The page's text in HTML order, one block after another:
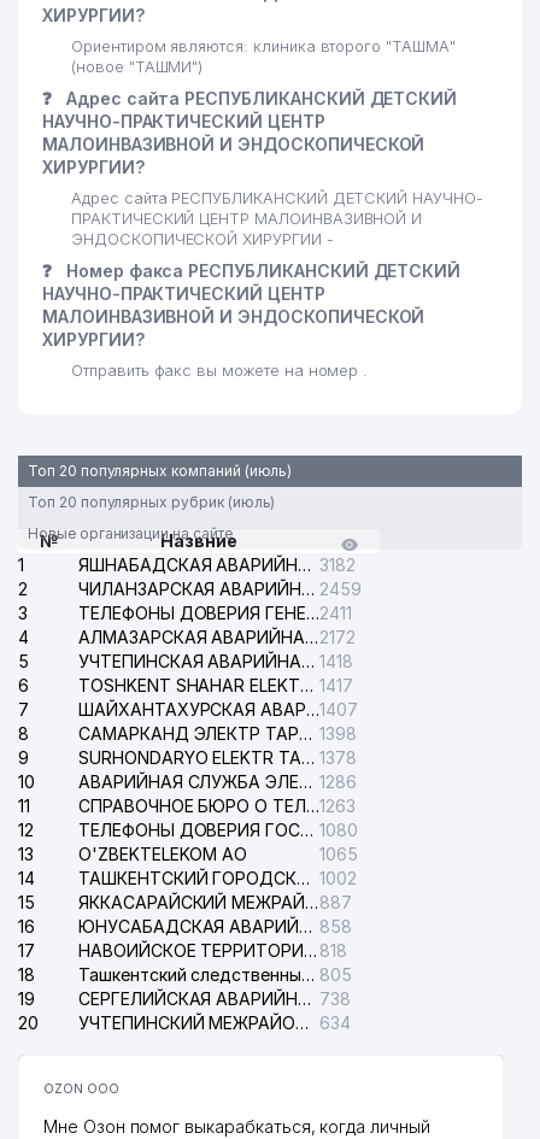
ХИРУРГИИ?
Ориентиром являются: клиника второго "ТАШМА"
(новое "ТАШМИ")
❓
Адрес сайта РЕСПУБЛИКАНСКИЙ ДЕТСКИЙ
НАУЧНО-ПРАКТИЧЕСКИЙ ЦЕНТР
МАЛОИНВАЗИВНОЙ И ЭНДОСКОПИЧЕСКОЙ
ХИРУРГИИ?
Адрес сайта РЕСПУБЛИКАНСКИЙ ДЕТСКИЙ НАУЧНО-
ПРАКТИЧЕСКИЙ ЦЕНТР МАЛОИНВАЗИВНОЙ И
ЭНДОСКОПИЧЕСКОЙ ХИРУРГИИ -
❓
Номер факса РЕСПУБЛИКАНСКИЙ ДЕТСКИЙ
НАУЧНО-ПРАКТИЧЕСКИЙ ЦЕНТР
МАЛОИНВАЗИВНОЙ И ЭНДОСКОПИЧЕСКОЙ
ХИРУРГИИ?
Отправить факс вы можете на номер .
Топ 20 популярных компаний (июль)
Топ 20 популярных рубрик (июль)
Новые организации на сайте
№
Назвние
1
ЯШНАБАДСКАЯ АВАРИЙНАЯ СЛУЖБА ЭЛЕКТРОСЕТИ 3182
2
ЧИЛАНЗАРСКАЯ АВАРИЙНАЯ СЛУЖБА ЭЛЕКТРОСЕТИ 2459
3
ТЕЛЕФОНЫ ДОВЕРИЯ ГЕНЕРАЛЬНОЙ ПРОКУРАТУРЫ РЕСПУБЛИКИ УЗБЕКИСТАН2411
4
АЛМАЗАРСКАЯ АВАРИЙНАЯ СЛУЖБА ЭЛЕКТРОСЕТИ2172
5
УЧТЕПИНСКАЯ АВАРИЙНАЯ СЛУЖБА ЭЛЕКТРОСЕТИ 1418
6
TOSHKENT SHAHAR ELEKTR TARMOQLARI KORXONASI АО 1417
7
ШАЙХАНТАХУРСКАЯ АВАРИЙНАЯ СЛУЖБА ЭЛЕКТРОСЕТИ1407
8
САМАРКАНД ЭЛЕКТР ТАРМОКЛАРИ АО 1398
9
SURHONDARYO ELEKTR TARMOKLARI АО 1378
10
АВАРИЙНАЯ СЛУЖБА ЭЛЕКТРОСЕТИ ТАШКЕНТСКОГО РАЙОНА 1286
11
СПРАВОЧНОЕ БЮРО О ТЕЛЕФОНАХ ОРГАНИЗАЦИЙ г. ТАШКЕНТА1263
12
ТЕЛЕФОНЫ ДОВЕРИЯ ГОСУДАРСТВЕННОГО ЦЕНТРА ТЕСТИРОВАНИЯ 1080
13
O'ZBEKTELEKOM АО
1065
14
ТАШКЕНТСКИЙ ГОРОДСКОЙ СУД ПО ГРАЖДАНСКИМ ДЕЛАМ 1002
15
ЯККАСАРАЙСКИЙ МЕЖРАЙОННЫЙ СУД ПО ГРАЖДАНСКИМ ДЕЛАМ887
16
ЮНУСАБАДСКАЯ АВАРИЙНАЯ СЛУЖБА ЭЛЕКТРОСЕТИ 858
17
НАВОИЙСКОЕ ТЕРРИТОРИАЛЬНОЕ ПРЕДПРИЯТИЕ ЭЛЕКТРОСЕТИ АО 818
18
Ташкентский следственный изолятор 805
19
СЕРГЕЛИЙСКАЯ АВАРИЙНАЯ СЛУЖБА ЭЛЕКТРОСЕТИ 738
20
УЧТЕПИНСКИЙ МЕЖРАЙОННЫЙ СУД ПО ГРАЖДАНСКИМ ДЕЛАМ 634
OZON ООО
Мне Озон помог выкарабкаться, когда личный